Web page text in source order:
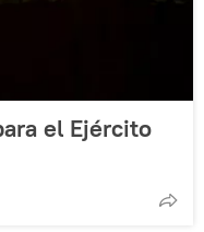
el Ejército